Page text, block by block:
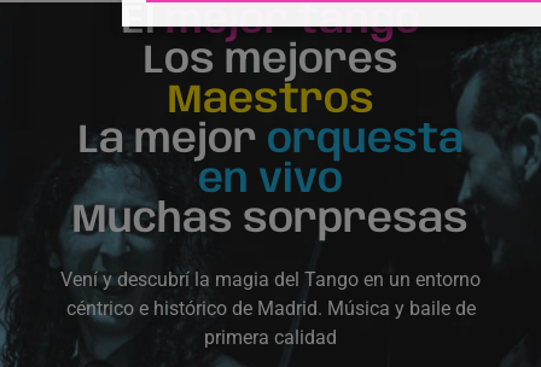
Elmejor tango
Los mejores
Maestros
La mejor orquesta
en vivo
Muchas sorpresas
Vení y descubrí la magia del Tango en un entorno
céntrico e histórico de Madrid. Música y baile de
primera calidad